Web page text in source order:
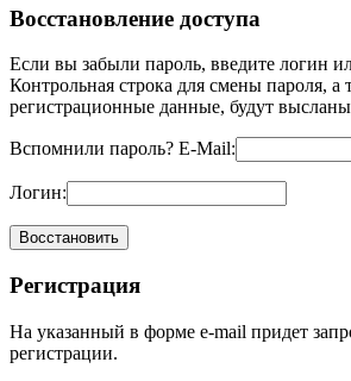
Восстановление доступа
Если вы забыли пароль, введите логин
Контрольная строка для смены пароля, а
регистрационные данные, будут
Вспомнили пароль? E-Mail:
Логин:
Регистрация
На указанный в форме e-mail придет
регистрации.